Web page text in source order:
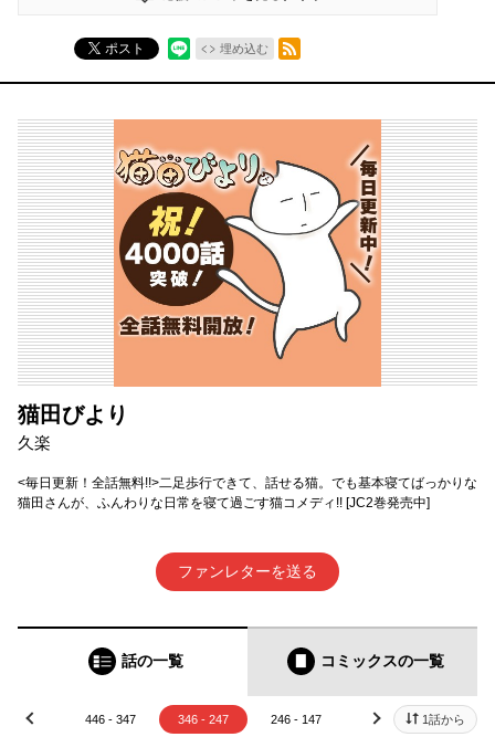
ポスト 埋め込む
RSSフィード
猫田びより
久楽
<毎日更新！全話無料!!>二足歩行できて、話せる猫。でも基本寝てばっかりな
猫田さんが、ふんわりな日常を寝て過ごす猫コメディ!! [JC2巻発売中]
ファンレターを送る
話の一覧 コミックスの一覧
- 447 446 - 347 346 - 247 246 - 147 146 - 47 46 -
prev next 1話から